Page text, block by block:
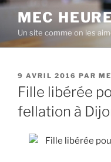
Aller
contenu
principal
MEC
Un site comme on les
PUBLIÉ
LE
9 AVRIL 2016 PAR
Fille libérée
fellation à